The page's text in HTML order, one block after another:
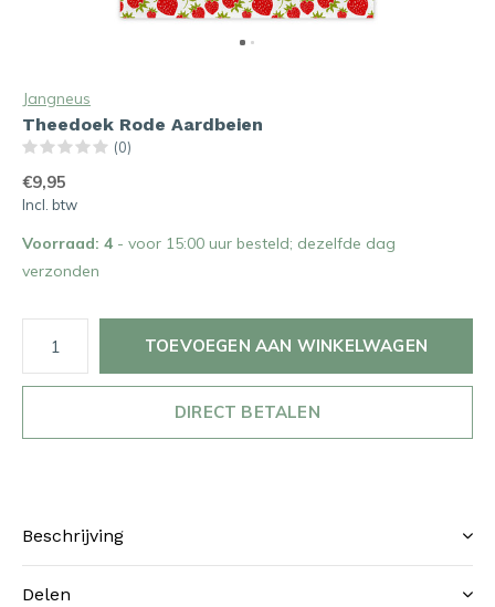
Jangneus
Theedoek Rode Aardbeien
(0)
€9,95
Incl. btw
Voorraad: 4 - voor 15:00 uur besteld; dezelfde dag
verzonden
TOEVOEGEN AAN WINKELWAGEN
DIRECT BETALEN
Beschrijving
Delen